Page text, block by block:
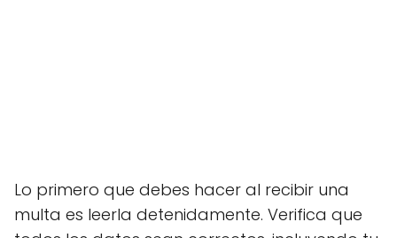
Lo primero que debes hacer al recibir una
multa es leerla detenidamente. Verifica que